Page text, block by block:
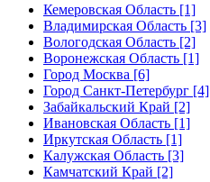
Кемеровская Область [1]
Владимирская Область [3]
Вологодская Область [2]
Воронежская Область [1]
Город Москва [6]
Город Санкт-Петербург [4]
Забайкальский Край [2]
Ивановская Область [1]
Иркутская Область [1]
Калужская Область [3]
Камчатский Край [2]